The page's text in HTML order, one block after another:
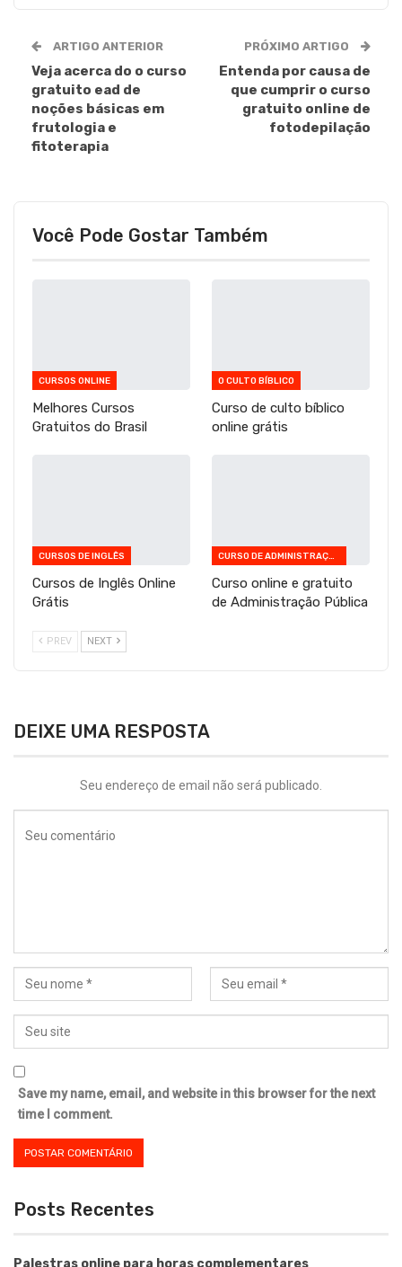
ARTIGO ANTERIOR
Veja acerca do o curso
gratuito ead de
noções básicas em
frutologia e
fitoterapia
PRÓXIMO ARTIGO
Entenda por causa de
que cumprir o curso
gratuito online de
fotodepilação
Você Pode Gostar Também
CURSOS ONLINE
Melhores Cursos
Gratuitos do Brasil
O CULTO BÍBLICO
Curso de culto bíblico
online grátis
CURSOS DE INGLÊS
Cursos de Inglês Online
Grátis
CURSO DE ADMINISTRAÇÃO PÚBLICA
Curso online e gratuito
de Administração Pública
PREV NEXT
DEIXE UMA RESPOSTA
Seu endereço de email não será publicado.
Save my name, email, and website in this browser for the next
time I comment.
Posts Recentes